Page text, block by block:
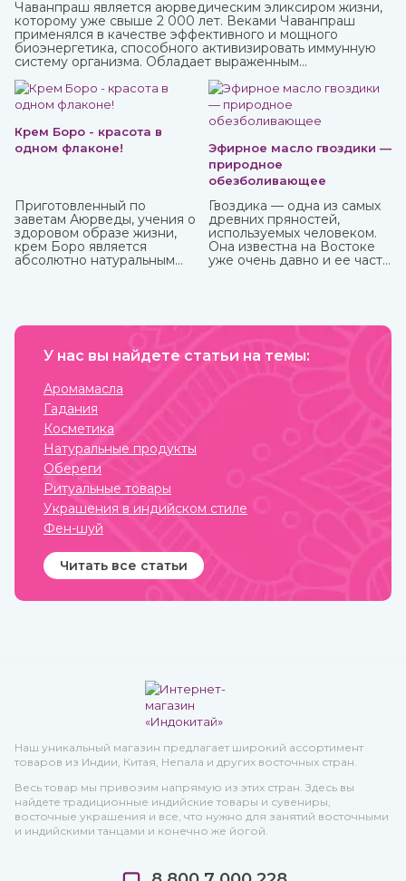
Чаванпраш является аюрведическим эликсиром жизни,
которому уже свыше 2 000 лет. Веками Чаванпраш
применялся в качестве эффективного и мощного
биоэнергетика, способного активизировать иммунную
систему организма. Обладает выраженным
укрепляет, улучшает кровообращение, восстанавливает
деятельность нервных и эндокринных функций. Его
включают в терапевтический комплекс для борьбы со
многими хроническими заболеваниями. Рекомендован
для приема с пищей.
Крем Боро - красота в
одном флаконе!
Приготовленный по
заветам Аюрведы, учения о
здоровом образе жизни,
крем Боро является
абсолютно натуральным
антибактериальные и
свойства, благодаря
мелкие трещинки и ранки
на коже, ожоги, грибковые
заболевания, герпес.
Эфирное масло гвоздики —
природное
обезболивающее
Гвоздика — одна из самых
древних пряностей,
используемых человеком.
Она известна на Востоке
уже очень давно и ее часто
У нас вы найдете статьи на темы:
Аромамасла
Гадания
Косметика
Натуральные продукты
Обереги
Ритуальные товары
Украшения в индийском стиле
Фен-шуй
Читать все статьи
Наш уникальный магазин предлагает широкий ассортимент
товаров из Индии, Китая, Непала и других восточных стран.
Весь товар мы привозим напрямую из этих стран. Здесь вы
найдете традиционные индийские товары и сувениры,
восточные украшения и все, что нужно для занятий восточными
и индийскими танцами и конечно же йогой.